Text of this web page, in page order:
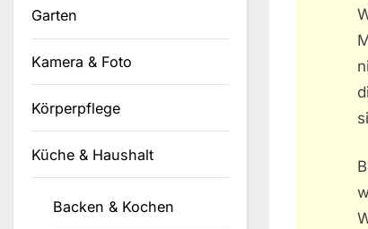
Garten
Kamera & Foto
Körperpflege
Küche & Haushalt
Backen & Kochen